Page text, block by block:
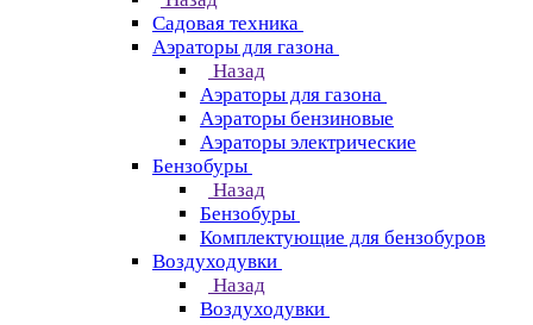
Садовая техника
Аэраторы для газона
Назад
Аэраторы для газона
Аэраторы бензиновые
Аэраторы электрические
Бензобуры
Назад
Бензобуры
Комплектующие для бензобуров
Воздуходувки
Назад
Воздуходувки